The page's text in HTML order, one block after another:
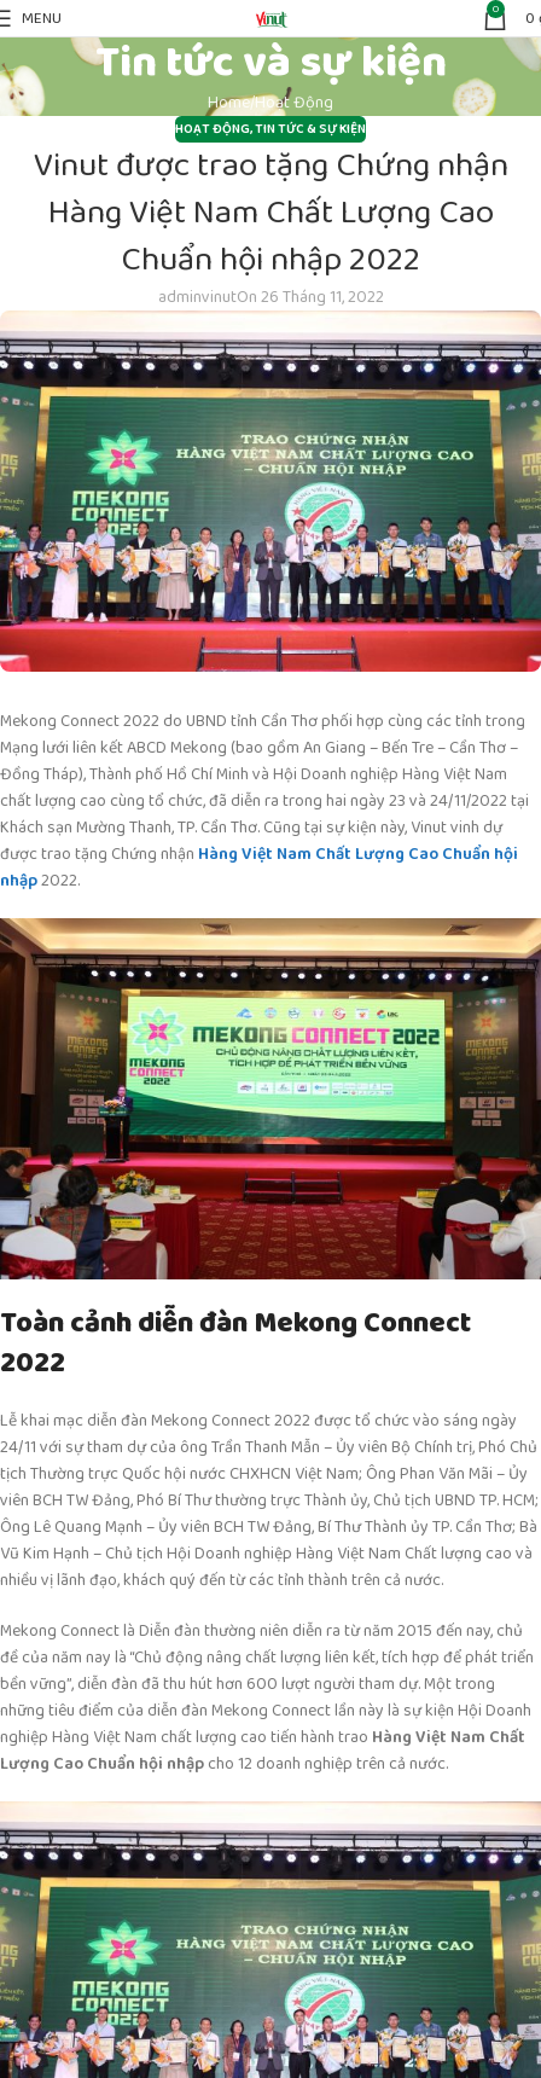
MENU 0 0
Tin tức và sự kiện
HomeHoạt Động
HOẠT ĐỘNG,TIN TỨC & SỰ KIỆN
Vinut được trao tặng Chứng nhận
Hàng Việt Nam Chất Lượng Cao
Chuẩn hội nhập 2022
adminvinutOn 26 Tháng 11, 2022
Mekong Connect 2022 do UBND tỉnh Cần Thơ phối hợp cùng các tỉnh trong
Mạng lưới liên kết ABCD Mekong (bao gồm An Giang – Bến Tre – Cần Thơ –
Đồng Tháp), Thành phố Hồ Chí Minh và Hội Doanh nghiệp Hàng Việt Nam
chất lượng cao cùng tổ chức, đã diễn ra trong hai ngày 23 và 24/11/2022 tại
Khách sạn Mường Thanh, TP. Cần Thơ. Cũng tại sự kiện này, Vinut vinh dự
được trao tặng Chứng nhận Hàng Việt Nam Chất Lượng Cao Chuẩn hội
nhập2022.
Toàn cảnh diễn đàn Mekong Connect
2022
Lễ khai mạc diễn đàn Mekong Connect 2022 được tổ chức vào sáng ngày
24/11 với sự tham dự của ông Trần Thanh Mẫn – Ủy viên Bộ Chính trị, Phó Chủ
tịch Thường trực Quốc hội nước CHXHCN Việt Nam; Ông Phan Văn Mãi – Ủy
viên BCH TW Đảng, Phó Bí Thư thường trực Thành ủy, Chủ tịch UBND TP. HCM;
Ông Lê Quang Mạnh – Ủy viên BCH TW Đảng, Bí Thư Thành ủy TP. Cần Thơ; Bà
Vũ Kim Hạnh – Chủ tịch Hội Doanh nghiệp Hàng Việt Nam Chất lượng cao và
nhiều vị lãnh đạo, khách quý đến từ các tỉnh thành trên cả nước.
Mekong Connect là Diễn đàn thường niên diễn ra từ năm 2015 đến nay, chủ
đề của năm nay là “Chủ động nâng chất lượng liên kết, tích hợp để phát triển
bền vững”, diễn đàn đã thu hút hơn 600 lượt người tham dự. Một trong
những tiêu điểm của diễn đàn Mekong Connect lần này là sự kiện Hội Doanh
nghiệp Hàng Việt Nam chất lượng cao tiến hành trao Hàng Việt Nam Chất
Lượng Cao Chuẩn hội nhậpcho 12 doanh nghiệp trên cả nước.